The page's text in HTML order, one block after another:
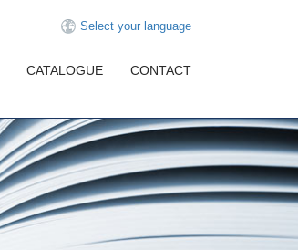
Select your language
CATALOGUE CONTACT